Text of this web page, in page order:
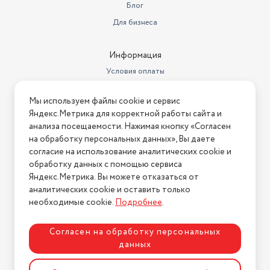
Блог
Для бизнеса
Информация
Условия оплаты
Условия возврата
Нашли ошибку на сайте? Напишите нам
2026 © Интернет-магазин "АстМаркет". У нас есть всё!
Политика конфиденциальности
Разработка сайтаASTDESIGN
Мы используем файлы cookie и сервис
Яндекс.Метрика для корректной работы сайта и
анализа посещаемости. Нажимая кнопку «Согласен
на обработку персональных данных», Вы даете
согласие на использование аналитических cookie и
обработку данных с помощью сервиса
Яндекс.Метрика. Вы можете отказаться от
аналитических cookie и оставить только
необходимые cookie.Подробнее.
Согласен на обработку персональных
данных